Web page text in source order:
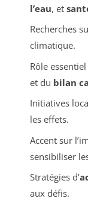
l’eau, et
Recherches
climatique.
Rôle
et du bilan
Initiatives
les effets.
Accent sur
sensibiliser
Stratégies d’
aux défis.